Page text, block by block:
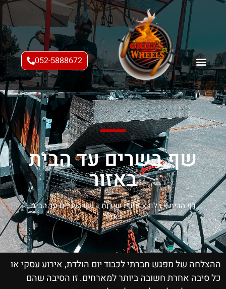
052-5888672
שף בשרים עד הבית
באזור
דף הבית»בלוג»אזורי שירות»שף בשרים עד הבית
באזור
ההצלחה של מפגש חברתי לכבוד יום הולדת, אירוע עסקי או
כל סיבה אחרת חשובה ביותר למארחים. זו הסיבה שהם